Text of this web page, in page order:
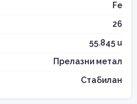
Fe
26
55.845 u
Прелазни метал
Стабилан